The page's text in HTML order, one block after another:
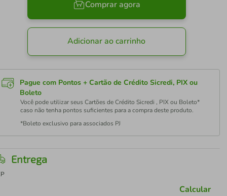
Comprar agora
Adicionar ao carrinho
Pague com Pontos + Cartão de Crédito Sicredi, PIX ou
Boleto
Você pode utilizar seus Cartões de Crédito Sicredi , PIX ou Boleto*
caso não tenha pontos suficientes para a compra deste produto.
*Boleto exclusivo para associados PJ
Entrega
Calcular